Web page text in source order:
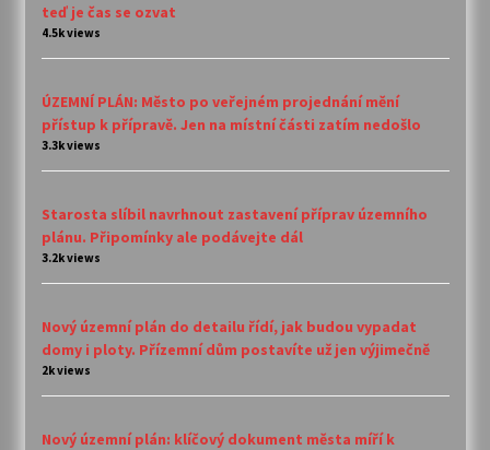
teď je čas se ozvat
4.5k views
ÚZEMNÍ PLÁN: Město po veřejném projednání mění
přístup k přípravě. Jen na místní části zatím nedošlo
3.3k views
Starosta slíbil navrhnout zastavení příprav územního
plánu. Připomínky ale podávejte dál
3.2k views
Nový územní plán do detailu řídí, jak budou vypadat
domy i ploty. Přízemní dům postavíte už jen výjimečně
2k views
Nový územní plán: klíčový dokument města míří k